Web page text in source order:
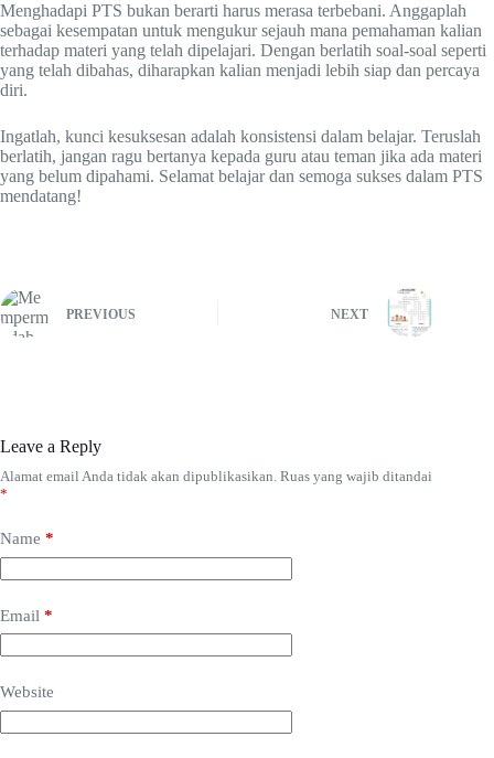
Menghadapi PTS bukan berarti harus merasa terbebani. Anggaplah
sebagai kesempatan untuk mengukur sejauh mana pemahaman kalian
terhadap materi yang telah dipelajari. Dengan berlatih soal-soal seperti
yang telah dibahas, diharapkan kalian menjadi lebih siap dan percaya
diri.
Ingatlah, kunci kesuksesan adalah konsistensi dalam belajar. Teruslah
berlatih, jangan ragu bertanya kepada guru atau teman jika ada materi
yang belum dipahami. Selamat belajar dan semoga sukses dalam PTS
mendatang!
PREVIOUS NEXT
Leave a Reply
Alamat email Anda tidak akan dipublikasikan. Ruas yang wajib ditandai
*
Name *
Email *
Website